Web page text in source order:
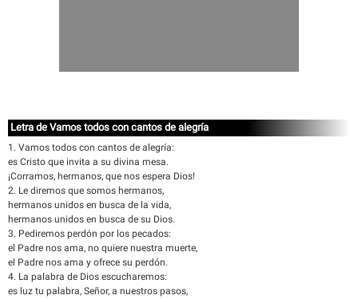
Letra de Vamos todos con cantos de alegría
1. Vamos todos con cantos de alegría:
es Cristo que invita a su divina mesa.
¡Corramos, hermanos, que nos espera Dios!
2. Le diremos que somos hermanos,
hermanos unidos en busca de la vida,
hermanos unidos en busca de su Dios.
3. Pediremos perdón por los pecados:
el Padre nos ama, no quiere nuestra muerte,
el Padre nos ama y ofrece su perdón.
4. La palabra de Dios escucharemos:
es luz tu palabra, Señor, a nuestros pasos,